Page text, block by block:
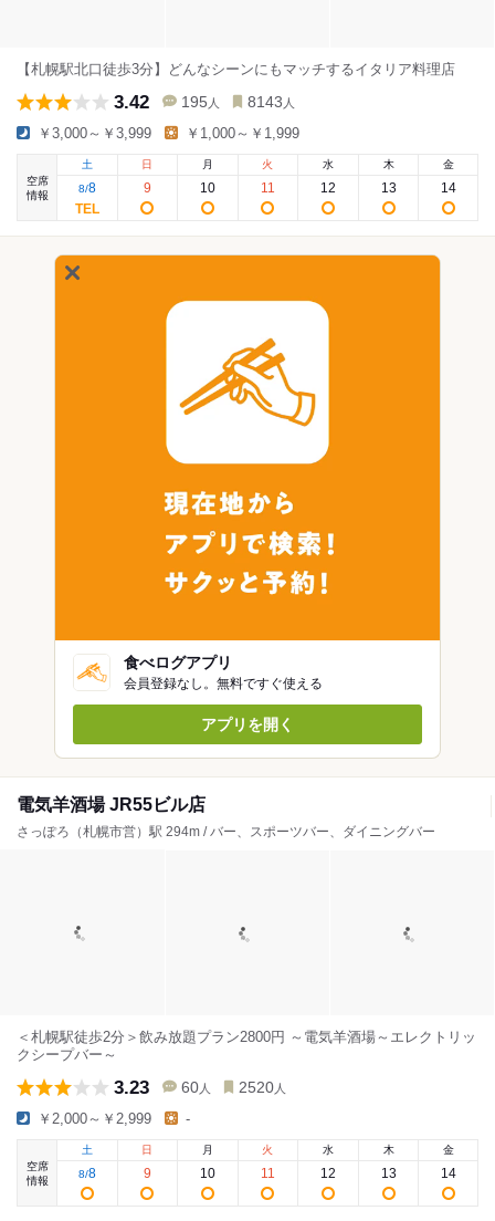
【札幌駅北口徒歩3分】どんなシーンにもマッチするイタリア料理店
3.42 195 人 8143 人
￥3,000～￥3,999 ￥1,000～￥1,999
空席
情報
土
8/8
日
9
月
10
火
11
水
12
木
13
金
14
食べログアプリ
会員登録なし。無料ですぐ使える
アプリを開く
電気羊酒場 JR55ビル店
さっぽろ（札幌市営）駅 294m / バー、スポーツバー、ダイニングバー
＜札幌駅徒歩2分＞飲み放題プラン2800円 ～電気羊酒場～エレクトリッ
クシープバー～
3.23 60 人 2520 人
￥2,000～￥2,999 -
空席
情報
土
8/8
日
9
月
10
火
11
水
12
木
13
金
14